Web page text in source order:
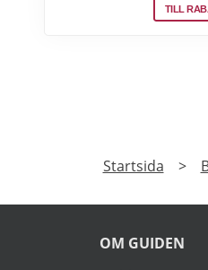
och läs mer om TILL
Prenumerera på vårt